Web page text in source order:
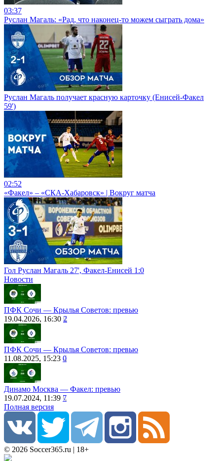
03:37
Руслан Магаль: «Рад, что наконец-то можем сыграть дома»
Руслан Магаль получает красную карточку (Енисей-Факел
59')
02:52
«Факел» – «СКА-Хабаровск» | Вокруг матча
Гол Руслан Магаль 27', Факел-Енисей 1:0
Новости
ПФК Сочи ― Крылья Советов: превью
19.04.2026, 16:30 2
ПФК Сочи ― Крылья Советов: превью
11.08.2025, 15:23 0
Динамо Москва ― Факел: превью
19.07.2024, 11:39 7
Полная версия
© 2026 Soccer365.ru | 18+